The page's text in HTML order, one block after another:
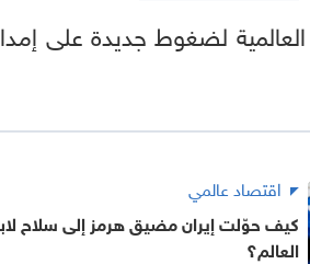
لضغوط جديدة على
اقتصاد عالمي
كيف حوّلت إيران مضيق هرمز إلى سلاح
العالم؟